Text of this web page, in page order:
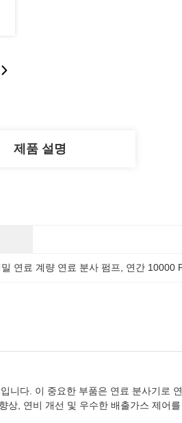
제품 설명
밀 연료 계량 연료 분사 펌프 연간 10000
니다. 이 중요한 부품은 연료 분사기로
, 연비 개선 및 우수한 배출가스 제어를